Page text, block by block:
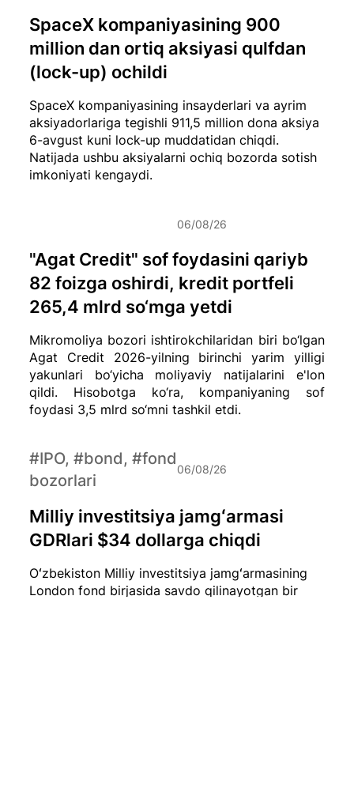
SpaceX kompaniyasining insayderlari va ayrim
aksiyadorlariga tegishli 911,5 million dona aksiya
6-avgust kuni lock-up muddatidan chiqdi.
Natijada ushbu aksiyalarni ochiq bozorda sotish
imkoniyati kengaydi.
SpaceX kompaniyasining 900
million dan ortiq aksiyasi qulfdan
(lock-up) ochildi
Mikromoliya bozori ishtirokchilaridan biri bo‘lgan
Agat Credit 2026-yilning birinchi yarim yilligi
yakunlari bo‘yicha moliyaviy natijalarini e'lon
qildi. Hisobotga ko‘ra, kompaniyaning sof
foydasi 3,5 mlrd so‘mni tashkil etdi.
"Agat Credit" sof foydasini qariyb
82 foizga oshirdi, kredit portfeli
265,4 mlrd so‘mga yetdi
06/08/26
Oʻzbekiston Milliy investitsiya jamgʻarmasining
London fond birjasida savdo qilinayotgan bir
Milliy investitsiya jamgʻarmasi
GDRlari $34 dollarga chiqdi
#IPO, #bond, #fond
bozorlari
06/08/26